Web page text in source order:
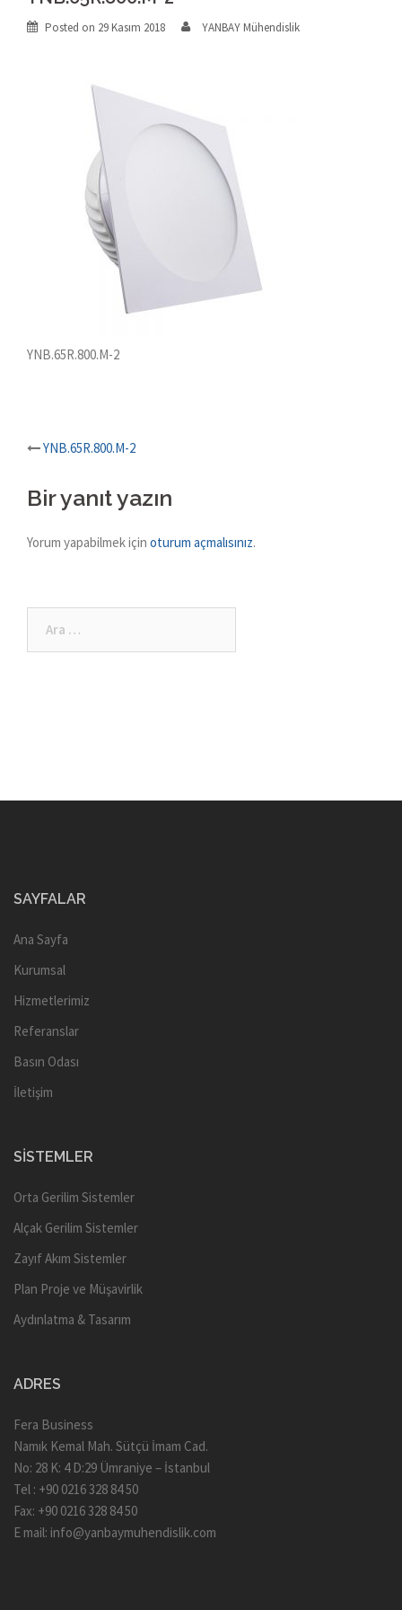
Posted on 29 Kasım 2018 YANBAY Mühendislik
YNB.65R.800.M-2
Post
navigation
YNB.65R.800.M-2
Bir yanıt yazın
Yorum yapabilmek için oturum açmalısınız.
SAYFALAR
Ana Sayfa
Kurumsal
Hizmetlerimiz
Referanslar
Basın Odası
İletişim
SISTEMLER
Orta Gerilim Sistemler
Alçak Gerilim Sistemler
Zayıf Akım Sistemler
Plan Proje ve Müşavirlik
Aydınlatma & Tasarım
ADRES
Fera Business
Namık Kemal Mah. Sütçü İmam Cad.
No: 28 K: 4 D:29 Ümraniye – İstanbul
Tel : +90 0216 328 84 50
Fax: +90 0216 328 84 50
E mail: info@yanbaymuhendislik.com